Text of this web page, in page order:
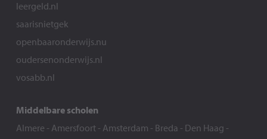
leergeld.nl
saarisnietgek
openbaaronderwijs.nu
oudersenonderwijs.nl
vosabb.nl
Middelbare scholen
Almere - Amersfoort- Amsterdam - Breda - Den Haag -